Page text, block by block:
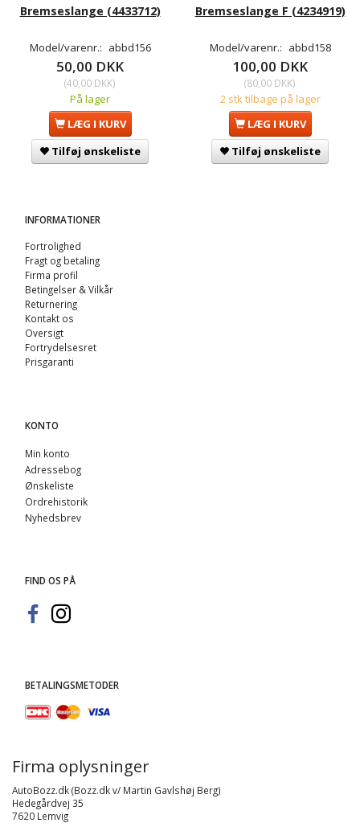
Bremseslange (4433712)
Model/varenr.: abbd156
50,00 DKK
(40,00 DKK)
På lager
LÆG I KURV
Tilføj ønskeliste
Bremseslange F (4234919)
Model/varenr.: abbd158
100,00 DKK
(80,00 DKK)
2 stk tilbage på lager
LÆG I KURV
Tilføj ønskeliste
INFORMATIONER
Fortrolighed
Fragt og betaling
Firma profil
Betingelser & Vilkår
Returnering
Kontakt os
Oversigt
Fortrydelsesret
Prisgaranti
KONTO
Min konto
Adressebog
Ønskeliste
Ordrehistorik
Nyhedsbrev
FIND OS PÅ
BETALINGSMETODER
Firma oplysninger
AutoBozz.dk (Bozz.dk v/ Martin Gavlshøj Berg)
Hedegårdvej 35
7620 Lemvig